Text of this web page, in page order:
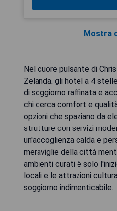
Mostra
Nel cuore pulsante di
Zelanda, gli hotel a 4
di soggiorno raffinata e
chi cerca comfort e
opzioni che spaziano da
strutture con servizi
un'accoglienza calda e
meraviglie della città
ambienti curati è solo
locali e le attrazioni
soggiorno indimenticabile.